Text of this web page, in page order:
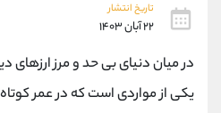
تاریخ انتشار
۲۲ آبان ۱۴۰۳
در میان دنیای بی حد و مرز ارزهای
یکی از مواردی است که در عمر
اطلاعات تماس
تلفن
بدون پیش شماره